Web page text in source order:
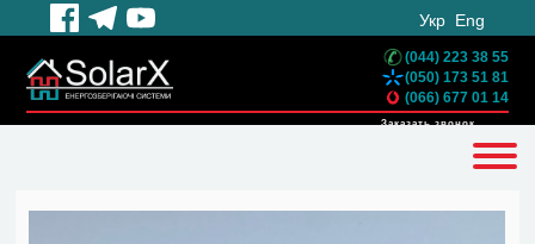
Укр Eng
(044) 223 38 55
(050) 173 51 81
(066) 677 01 14
Заказать звонок